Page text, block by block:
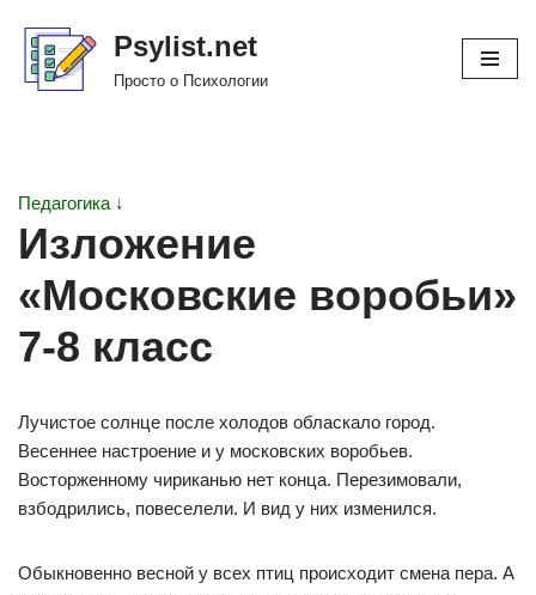
Перейти
Psylist.net
Просто о Психологии
Педагогика ↓
Изложение
«Московские воробьи»
7-8 класс
Лучистое солнце после холодов обласкало город.
Весеннее настроение и у московских воробьев.
Восторженному чириканью нет конца. Перезимовали,
взбодрились, повеселели. И вид у них изменился.
Обыкновенно весной у всех птиц происходит смена пера. А